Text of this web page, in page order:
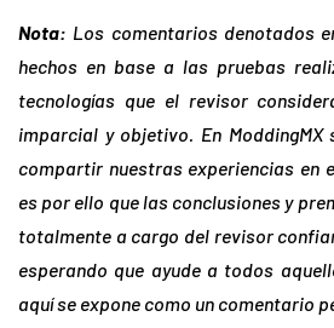
Nota: Los comentarios denotados
hechos en base a las pruebas
tecnologías que el revisor
imparcial y objetivo. En
compartir nuestras experiencias en
es por ello que las conclusiones y
totalmente a cargo del revisor
esperando que ayude a todos
aquí se expone como un comentario